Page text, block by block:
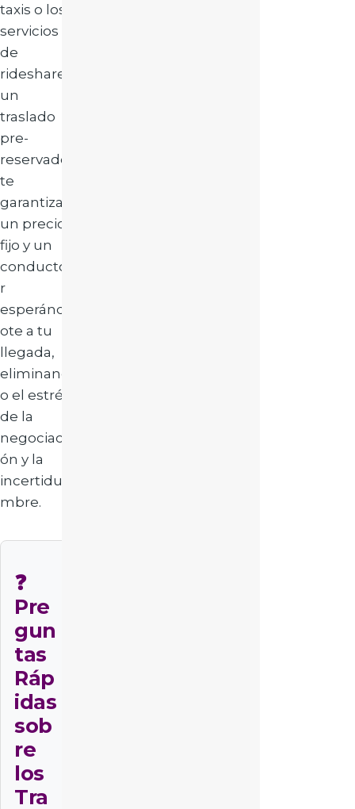
taxis o los
servicios
de
rideshare,
un
traslado
pre-
reservado
te
garantiza
un precio
fijo y un
conducto
r
esperánd
ote a tu
llegada,
eliminand
o el estrés
de la
negociaci
ón y la
incertidu
mbre.
❓
Pre
gun
tas
Ráp
idas
sob
re
los
Tra